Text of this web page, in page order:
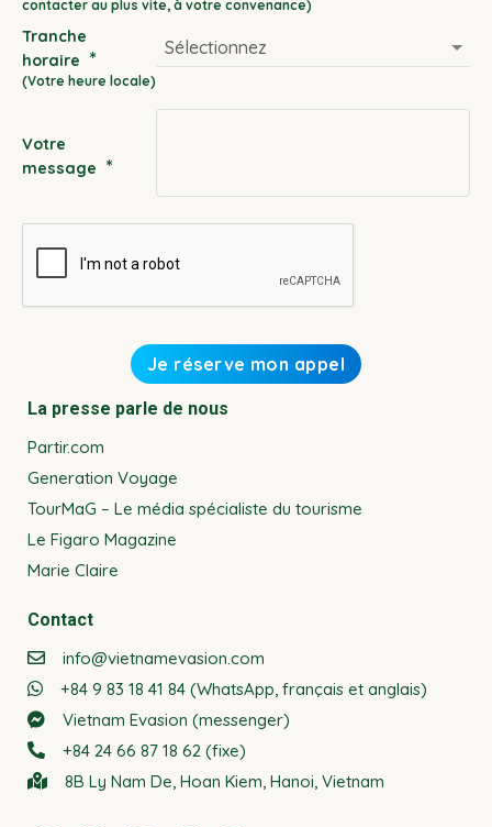
slash
MM
slash
Tranche
horaire *
Votre
message *
La presse parle de nous
Partir.com
Generation Voyage
TourMaG – Le média spécialiste du tourisme
Le Figaro Magazine
Marie Claire
Contact
info@vietnamevasion.com
+84 9 83 18 41 84 (WhatsApp, français et anglais)
Vietnam Evasion (messenger)
+84 24 66 87 18 62 (fixe)
8B Ly Nam De, Hoan Kiem, Hanoi, Vietnam